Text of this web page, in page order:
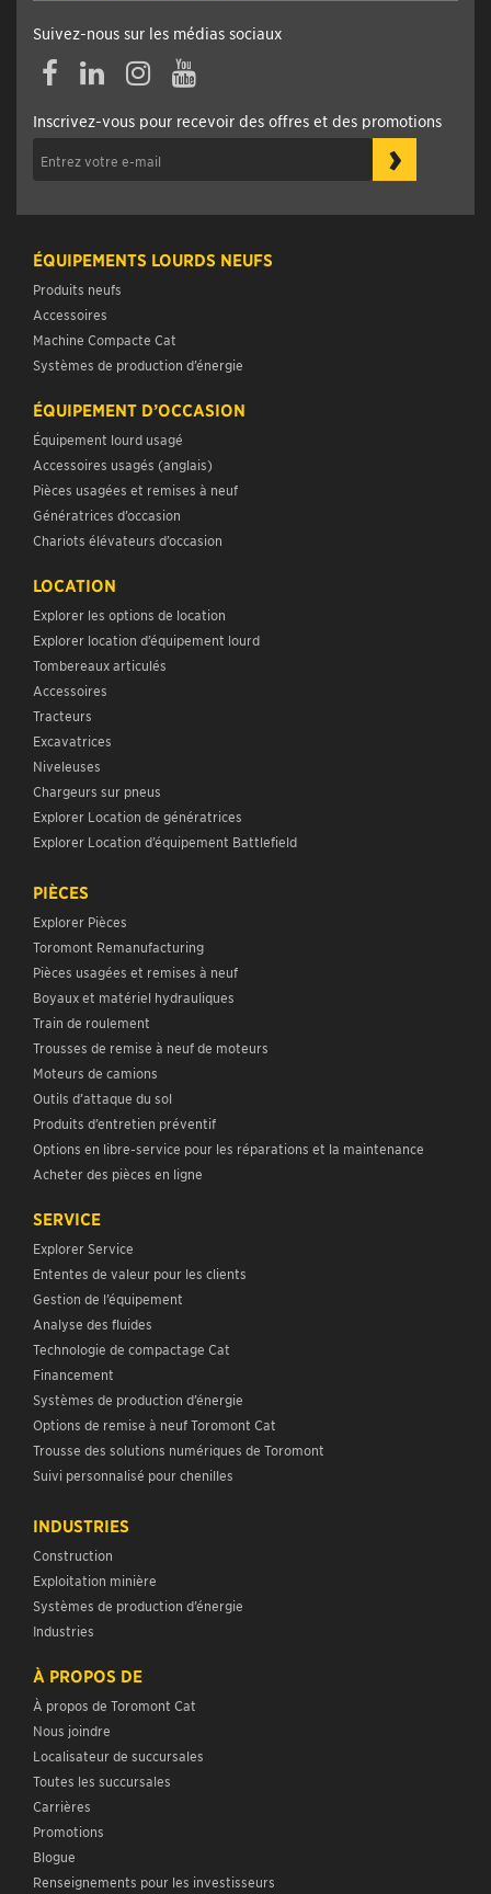
Suivez-nous sur les médias sociaux
Inscrivez-vous pour recevoir des offres et des promotions
›
ÉQUIPEMENTS LOURDS NEUFS
Produits neufs
Accessoires
Machine Compacte Cat
Systèmes de production d’énergie
ÉQUIPEMENT D’OCCASION
Équipement lourd usagé
Accessoires usagés (anglais)
Pièces usagées et remises à neuf
Génératrices d’occasion
Chariots élévateurs d’occasion
LOCATION
Explorer les options de location
Explorer location d’équipement lourd
Tombereaux articulés
Accessoires
Tracteurs
Excavatrices
Niveleuses
Chargeurs sur pneus
Explorer Location de génératrices
Explorer Location d’équipement Battlefield
PIÈCES
Explorer Pièces
Toromont Remanufacturing
Pièces usagées et remises à neuf
Boyaux et matériel hydrauliques
Train de roulement
Trousses de remise à neuf de moteurs
Moteurs de camions
Outils d’attaque du sol
Produits d’entretien préventif
Options en libre-service pour les réparations et la maintenance
Acheter des pièces en ligne
SERVICE
Explorer Service
Ententes de valeur pour les clients
Gestion de l’équipement
Analyse des fluides
Technologie de compactage Cat
Financement
Systèmes de production d’énergie
Options de remise à neuf Toromont Cat
Trousse des solutions numériques de Toromont
Suivi personnalisé pour chenilles
INDUSTRIES
Construction
Exploitation minière
Systèmes de production d’énergie
Industries
À PROPOS DE
À propos de Toromont Cat
Nous joindre
Localisateur de succursales
Toutes les succursales
Carrières
Promotions
Blogue
Renseignements pour les investisseurs